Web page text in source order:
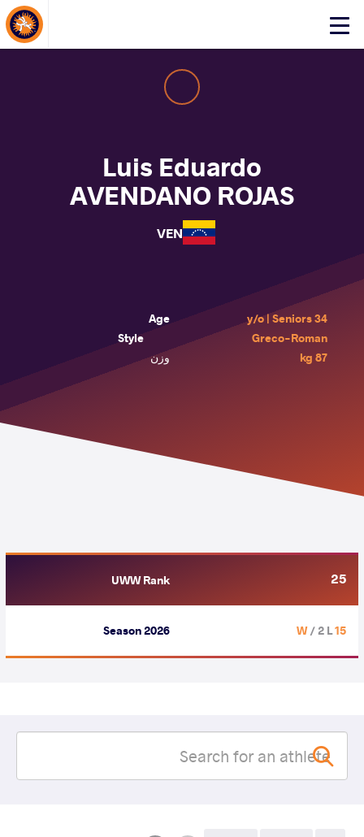
Click
Luis Eduardo
AVENDANO ROJAS
VEN
Age
34 y/o | Seniors
Style
Greco-Roman
وزن
87 kg
UWW Rank 25
Season 2026 15 W
/ 2 L